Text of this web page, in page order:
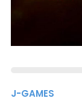
J-GAMES